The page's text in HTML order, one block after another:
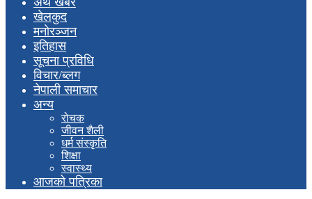
खेलकुद
मनाेरञ्जन
इतिहास
सूचना प्रविधि
विचार/ब्लग
नेपाली समाचार
अन्य
रोचक
जीवन शैली
धर्म संस्कृति
शिक्षा
स्वास्थ्य
आजको पत्रिका